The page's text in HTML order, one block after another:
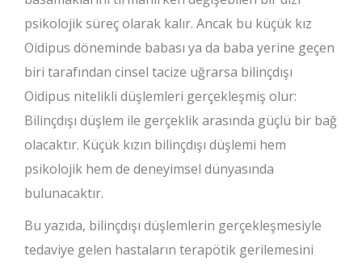
psikolojik süreç olarak kalır. Ancak bu küçük kız
Oidipus döneminde babası ya da baba yerine geçen
biri tarafından cinsel tacize uğrarsa bilinçdışı
Oidipus nitelikli düşlemleri gerçekleşmiş olur:
Bilinçdışı düşlem ile gerçeklik arasında güçlü bir bağ
olacaktır. Küçük kızın bilinçdışı düşlemi hem
psikolojik hem de deneyimsel dünyasında
bulunacaktır.
Bu yazıda, bilinçdışı düşlemlerin gerçekleşmesiyle
tedaviye gelen hastaların terapötik gerilemesini